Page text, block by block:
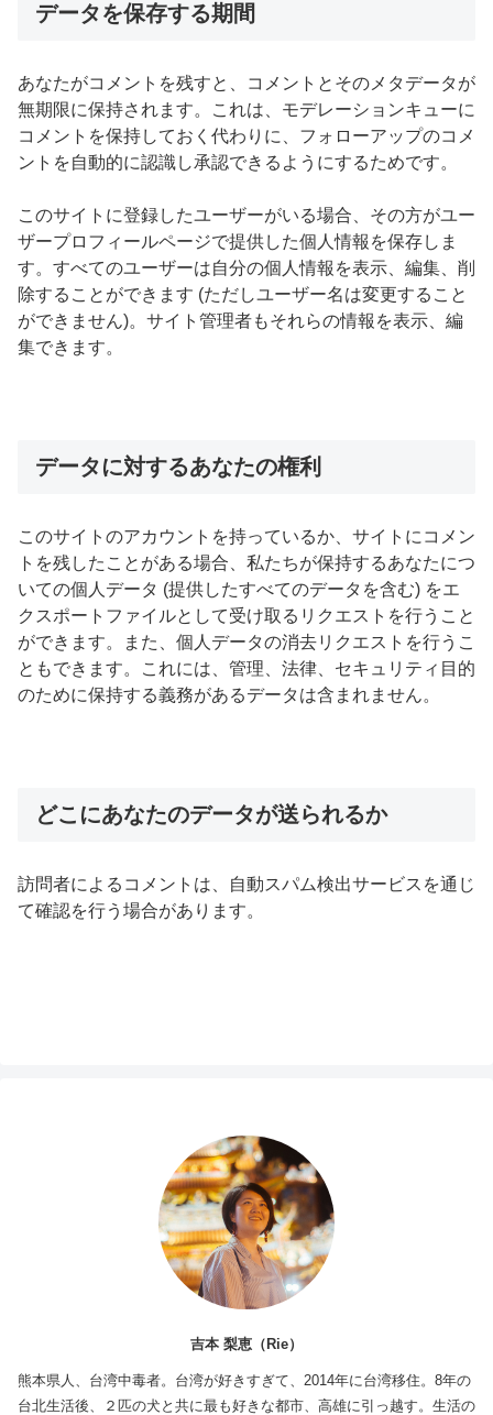
データを保存する期間
あなたがコメントを残すと、コメントとそのメタデータが
無期限に保持されます。これは、モデレーションキューに
コメントを保持しておく代わりに、フォローアップのコメ
ントを自動的に認識し承認できるようにするためです。
このサイトに登録したユーザーがいる場合、その方がユー
ザープロフィールページで提供した個人情報を保存しま
す。すべてのユーザーは自分の個人情報を表示、編集、削
除することができます (ただしユーザー名は変更すること
ができません)。サイト管理者もそれらの情報を表示、編
集できます。
データに対するあなたの権利
このサイトのアカウントを持っているか、サイトにコメン
トを残したことがある場合、私たちが保持するあなたにつ
いての個人データ (提供したすべてのデータを含む) をエ
クスポートファイルとして受け取るリクエストを行うこと
ができます。また、個人データの消去リクエストを行うこ
ともできます。これには、管理、法律、セキュリティ目的
のために保持する義務があるデータは含まれません。
どこにあなたのデータが送られるか
訪問者によるコメントは、自動スパム検出サービスを通じ
て確認を行う場合があります。
吉本 梨恵（Rie）
熊本県人、台湾中毒者。台湾が好きすぎて、2014年に台湾移住。8年の
台北生活後、２匹の犬と共に最も好きな都市、高雄に引っ越す。生活の